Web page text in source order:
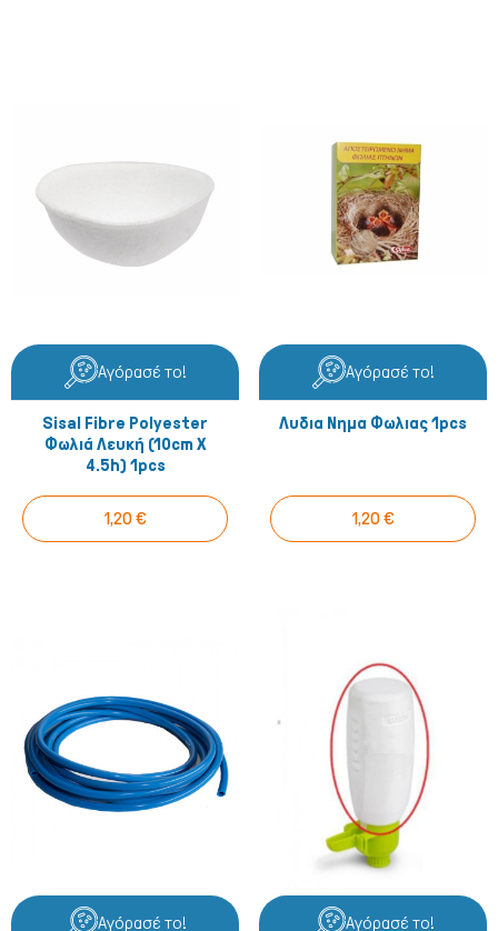
Αγόρασέ το!
Sisal Fibre Polyester
Φωλιά Λευκή (10cm X
4.5h) 1pcs
1,20 €
Αγόρασέ το!
Λυδια Νημα Φωλιας 1pcs
1,20 €
Αγόρασέ το! Αγόρασέ το!